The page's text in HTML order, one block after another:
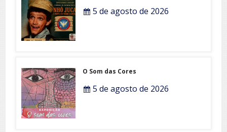
5 de agosto de 2026
O Som das Cores
5 de agosto de 2026